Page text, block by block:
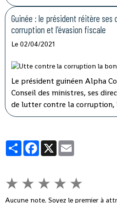
d'orientation devant les 108
que compte l'hémicycle
Guinée : le président réitère
corruption et l'évasion fiscale
Le 02/04/2021
Le président guinéen Alpha
Conseil des ministres, ses
de lutter contre la corruption,
le népotisme, le laisser-aller
développement rapide de son
PartagerFacebook
X
★ ★ ★ ★ ★
Aucune note. Soyez le premier à